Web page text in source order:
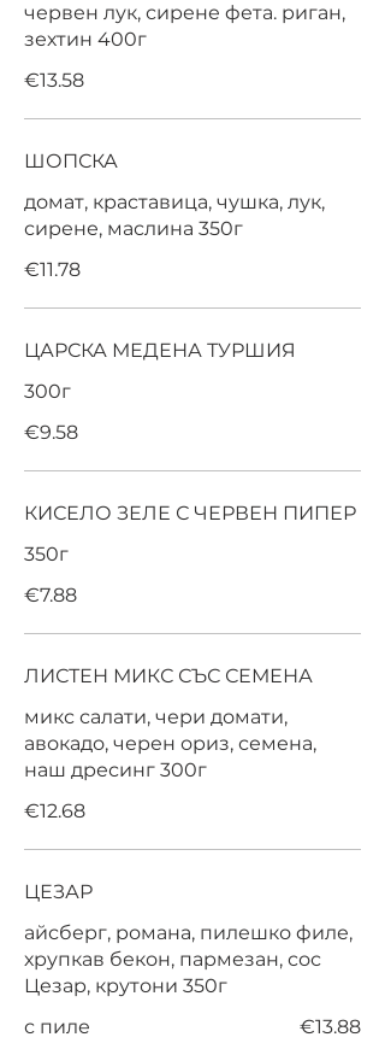
червен лук, сирене фета. риган,
зехтин 400г
€13.58
ШОПСКА
домат, краставица, чушка, лук,
сирене, маслина 350г
€11.78
ЦАРСКА МЕДЕНА ТУРШИЯ
300г
€9.58
КИСЕЛО ЗЕЛЕ С ЧЕРВЕН ПИПЕР
350г
€7.88
ЛИСТЕН МИКС СЪС СЕМЕНА
микс салати, чери домати,
авокадо, черен ориз, семена,
наш дресинг 300г
€12.68
ЦЕЗАР
айсберг, романа, пилешко филе,
хрупкав бекон, пармезан, сос
Цезар, крутони 350г
с пиле
€13.88